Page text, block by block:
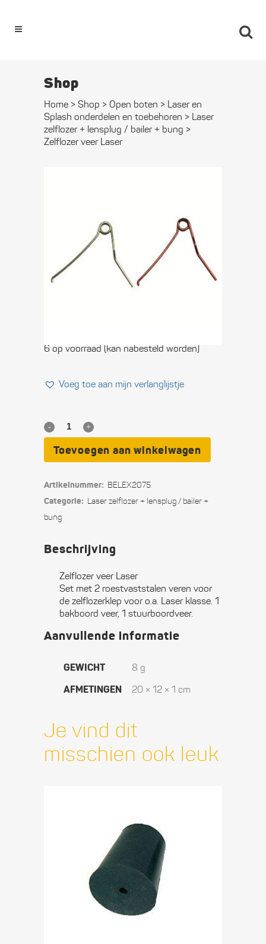
Shop
Home > Shop > Open boten > Laser en
Splash onderdelen en toebehoren > Laser
zelflozer + lensplug / bailer + bung >
Zelflozer veer Laser
Laser
€10,95
6 op voorraad (kan nabesteld worden)
Voeg toe aan mijn verlanglijstje
Zelflozer
veer
quantity
Toevoegen aan winkelwagen
Artikelnummer: BELEX2075
Categorie: Laser zelflozer + lensplug / bailer +
bung
Beschrijving
Zelflozer veer Laser
Set met 2 roestvaststalen veren voor
de zelflozerklep voor o.a. Laser klasse. 1
bakboord veer, 1 stuurboordveer.
Aanvullende informatie
GEWICHT 8 g
AFMETINGEN 20 × 12 × 1 cm
Je vind dit
misschien ook leuk